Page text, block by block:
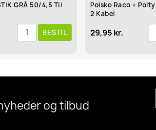
Til
Polsko Raco + Poltype 1 25-35mm
29,95 kr.
og tilbud